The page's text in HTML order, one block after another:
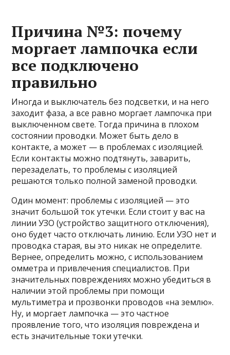
Причина №3: почему
моргает лампочка если
все подключено
правильно
Иногда и выключатель без подсветки, и на него
заходит фаза, а все равно моргает лампочка при
выключенном свете. Тогда причина в плохом
состоянии проводки. Может быть дело в
контакте, а может — в проблемах с изоляцией.
Если контакты можно подтянуть, заварить,
перезаделать, то проблемы с изоляцией
решаются только полной заменой проводки.
Один момент: проблемы с изоляцией — это
значит большой ток утечки. Если стоит у вас на
линии УЗО (устройство защитного отключения),
оно будет часто отключать линию. Если УЗО нет и
проводка старая, вы это никак не определите.
Вернее, определить можно, с использованием
омметра и привлечения специалистов. При
значительных повреждениях можно убедиться в
наличии этой проблемы при помощи
мультиметра и прозвонки проводов «на землю».
Ну, и моргает лампочка — это частное
проявление того, что изоляция повреждена и
есть значительные токи утечки.